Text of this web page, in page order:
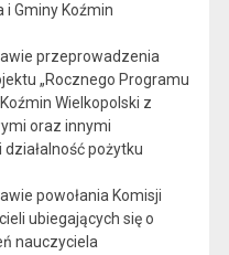
i Gminy Koźmin
przeprowadzenia
„Rocznego Programu
Wielkopolski z
oraz innymi
pożytku
powołania Komisji
ubiegających się o
nauczyciela